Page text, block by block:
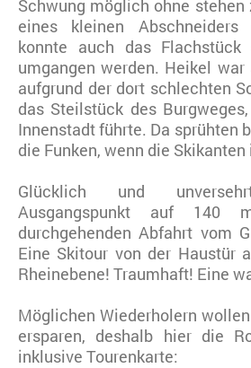
Schwung möglich ohne
eines kleinen
konnte auch das Flachstück
umgangen werden. Heikel war
aufgrund der dort schlechten
das Steilstück des
Innenstadt führte. Da sprühten
die Funken, wenn die
Glücklich und
Ausgangspunkt auf
durchgehenden Abfahrt vom
Eine Skitour von der Haustür
Rheinebene! Traumhaft! Eine
Möglichen Wiederholern
ersparen, deshalb hier die
inklusive Tourenkarte: